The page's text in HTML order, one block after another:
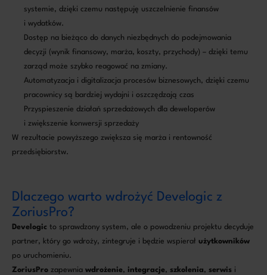
systemie, dzięki czemu następuję uszczelnienie finansów
i wydatków.
Dostęp na bieżąco do danych niezbędnych do podejmowania
decyzji (wynik finansowy, marża, koszty, przychody) – dzięki temu
zarząd może szybko reagować na zmiany.
Automatyzacja i digitalizacja procesów biznesowych, dzięki czemu
pracownicy są bardziej wydajni i oszczędzają czas
Przyspieszenie działań sprzedażowych dla deweloperów
i zwiększenie konwersji sprzedaży
W rezultacie powyższego zwiększa się marża i rentowność
przedsiębiorstw.
Dlaczego warto wdrożyć Develogic z
ZoriusPro?
Develogic to sprawdzony system, ale o powodzeniu projektu decyduje
partner, który go wdroży, zintegruje i będzie wspierał użytkowników
po uruchomieniu.
ZoriusPro zapewnia wdrożenie, integracje, szkolenia, serwis i